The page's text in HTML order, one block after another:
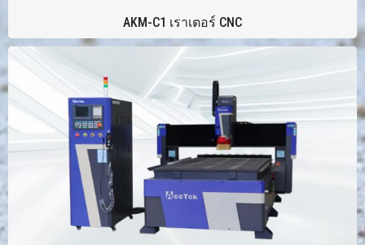
AKM-C1 เราเตอร์ CNC